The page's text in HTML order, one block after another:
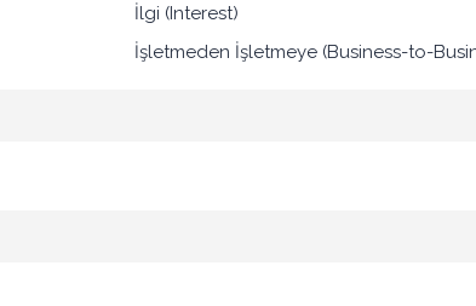
İlgi (Interest)
İşletmeden İşletmeye (Business-to-